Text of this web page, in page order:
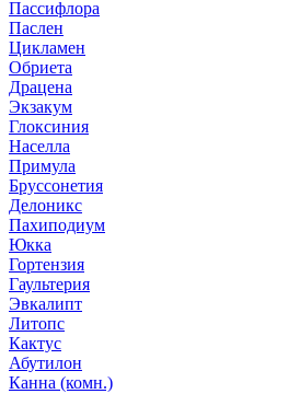
Пассифлора
Паслен
Цикламен
Обриета
Драцена
Экзакум
Глоксиния
Населла
Примула
Бруссонетия
Делоникс
Пахиподиум
Юкка
Гортензия
Гаультерия
Эвкалипт
Литопс
Кактус
Абутилон
Канна (комн.)